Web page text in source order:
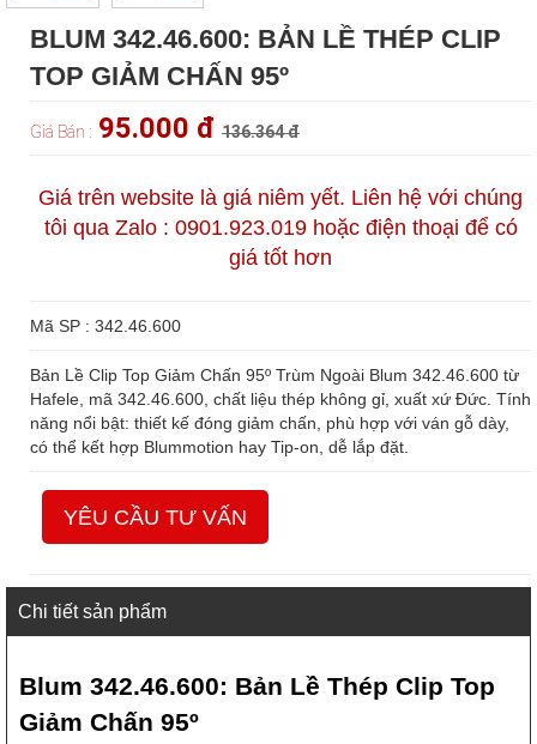
BLUM 342.46.600: BẢN LỀ THÉP CLIP
TOP GIẢM CHẤN 95º
Giá Bán : 95.000 đ 136.364 đ
Giá trên website là giá niêm yết. Liên hệ với chúng
tôi qua Zalo : 0901.923.019 hoặc điện thoại để có
giá tốt hơn
Mã SP : 342.46.600
Bản Lề Clip Top Giảm Chấn 95º Trùm Ngoài Blum 342.46.600 từ
Hafele, mã 342.46.600, chất liệu thép không gỉ, xuất xứ Đức. Tính
năng nổi bật: thiết kế đóng giảm chấn, phù hợp với ván gỗ dày,
có thể kết hợp Blummotion hay Tip-on, dễ lắp đặt.
YÊU CẦU TƯ VẤN
Chi tiết sản phẩm
Blum 342.46.600: Bản Lề Thép Clip Top
Giảm Chấn 95º